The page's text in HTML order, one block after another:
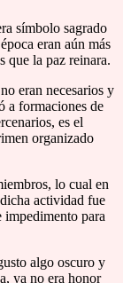
símbolo sagrado
eran aún más
que la paz reinara.
eran necesarios y
a formaciones de
es el
organizado
lo cual en
actividad fue
para
algo oscuro y
ya no era honor